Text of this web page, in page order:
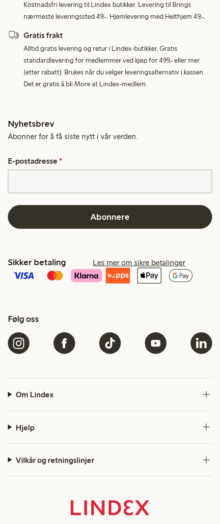
Kostnadsfri levering til Lindex butikker. Levering til Brings
nærmeste leveringssted 49,-. Hjemlevering med Helthjem 49,-.
Gratis frakt
Alltid gratis levering og retur i Lindex-butikker. Gratis
standardlevering for medlemmer ved kjøp for 499,- eller mer
(etter rabatt). Brukes når du velger leveringsalternativ i kassen.
Det er gratis å bli More at Lindex-medlem.
Nyhetsbrev
Abonner for å få siste nytt i vår verden.
E-postadresse *
Abonnere
Sikker betaling Les mer om sikre betalinger
Følg oss
Om Lindex
Hjelp
Vilkår og retningslinjer